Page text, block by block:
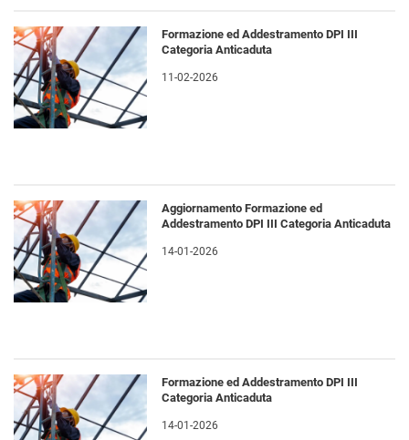
Formazione ed Addestramento DPI III
Categoria Anticaduta
11-02-2026
Aggiornamento Formazione ed
Addestramento DPI III Categoria Anticaduta
14-01-2026
Formazione ed Addestramento DPI III
Categoria Anticaduta
14-01-2026